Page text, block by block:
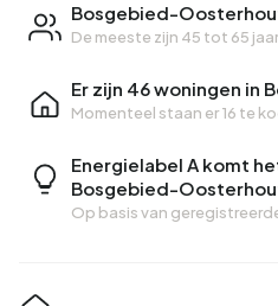
Bosgebied-
De meeste zijn 45 tot 65
Er zijn 46 woningen in
Momenteel staan er16 te
Energielabel A komt
Bosgebied-
Op basis van